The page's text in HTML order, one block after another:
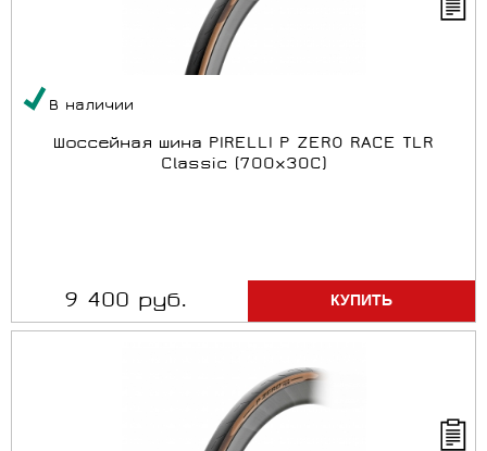
В наличии
Шоссейная шина PIRELLI P ZERO RACE TLR
Classic (700x30C)
9 400 руб.